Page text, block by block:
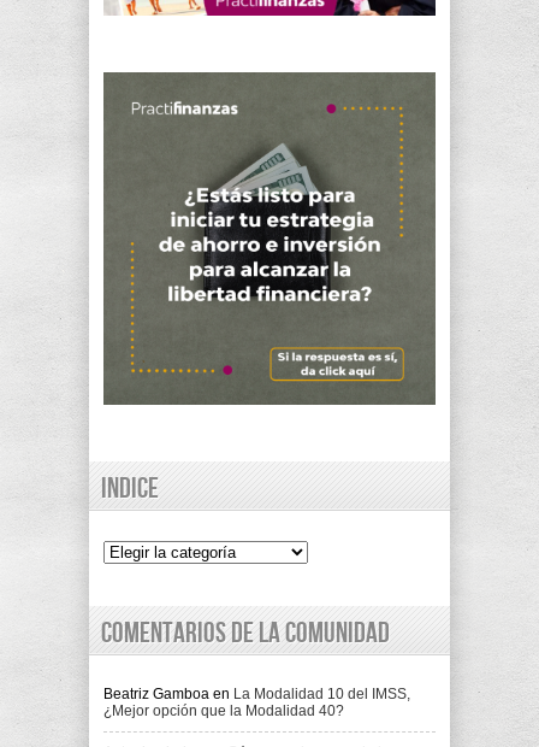
Indice
Indice
Comentarios de la comunidad
Beatriz Gamboa en La Modalidad 10 del IMSS,
¿Mejor opción que la Modalidad 40?